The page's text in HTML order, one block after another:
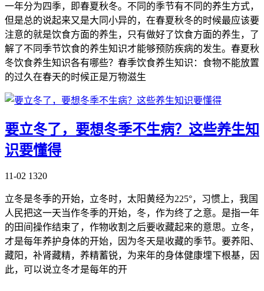
一年分为四季，即春夏秋冬。不同的季节有不同的养生方式，
但是总的说起来又是大同小异的，在春夏秋冬的时候最应该要
注意的就是饮食方面的养生，只有做好了饮食方面的养生，了
解了不同季节饮食的养生知识才能够预防疾病的发生。春夏秋
冬饮食养生知识各有哪些？春季饮食养生知识：食物不能放置
的过久在春天的时候正是万物滋生
要立冬了，要想冬季不生病？这些养生知
识要懂得
11-02 1320
立冬是冬季的开始，立冬时，太阳黄经为225°，习惯上，我国
人民把这一天当作冬季的开始，冬，作为终了之意。是指一年
的田间操作结束了，作物收割之后要收藏起来的意思。立冬，
才是每年养护身体的开始，因为冬天是收藏的季节。要养阳、
藏阳，补肾藏精，养精蓄锐，为来年的身体健康埋下根基，因
此，可以说立冬才是每年的开